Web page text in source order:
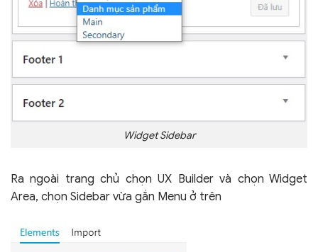
Widget Sidebar
Ra ngoài trang chủ chọn UX Builder và chọn Widget
Area, chọn Sidebar vừa gắn Menu ở trên